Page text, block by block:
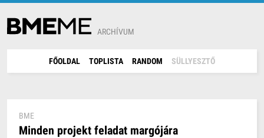
ARCHÍVUM
FŐOLDAL TOPLISTA RANDOM SÜLLYESZTŐ
BME
Minden projekt feladat margójára